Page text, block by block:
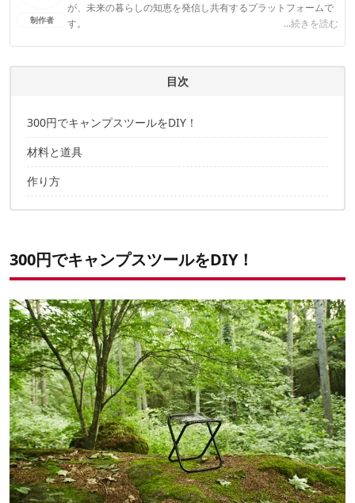
制作者
が、未来の暮らしの知恵を発信し共有するプラットフォームで
す。
...続きを読む
DIYer(s)のプロフィール
目次
300円でキャンプスツールをDIY！
材料と道具
作り方
300円でキャンプスツールをDIY！